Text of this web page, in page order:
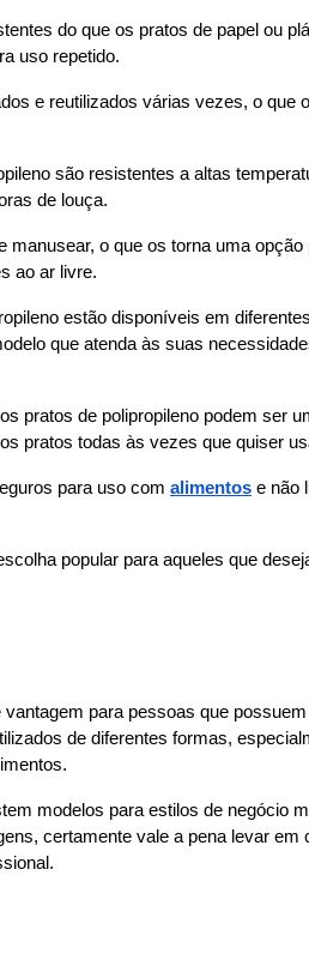
do que os pratos de papel ou
uso repetido.
e reutilizados várias vezes, o que
são resistentes a altas
de louça.
o que os torna uma opção
ao ar livre.
estão disponíveis em
que atenda às suas
pratos de polipropileno podem ser
pratos todas às vezes que quiser
para uso com alimentos e não
popular para aqueles que
para pessoas que
de diferentes formas,
modelos para estilos de negócio
certamente vale a pena levar em